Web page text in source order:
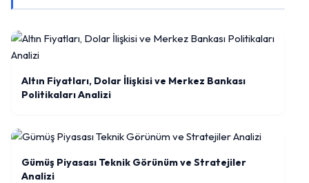
Altın Fiyatları, Dolar İlişkisi ve Merkez Bankası
Politikaları Analizi
Gümüş Piyasası Teknik Görünüm ve Stratejiler
Analizi